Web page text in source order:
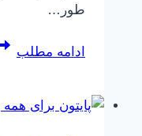
طور…
ادامه مطلب
و